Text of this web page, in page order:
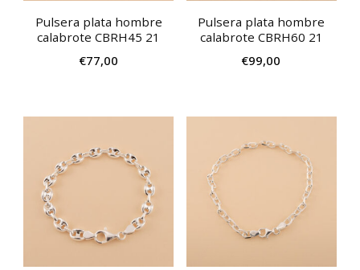
Pulsera plata hombre
calabrote CBRH45 21
€77,00
Pulsera plata hombre
calabrote CBRH60 21
€99,00